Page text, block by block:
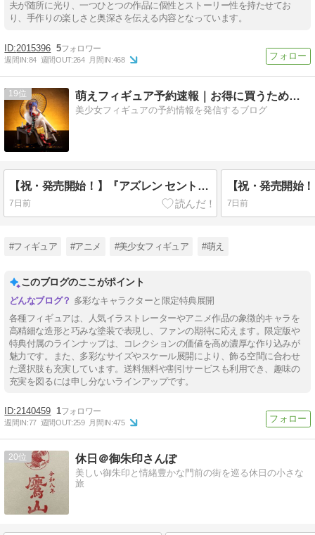
夫が随所に光り、一つひとつの作品に個性とストーリー性を持たせてお
り、手作りの楽しさと奥深さを伝える内容となっています。
2015396 5
週間IN:84 週間OUT:264 月間IN:468
19 萌えフィギュア予約速報｜お得に買うためのホビーブログ
美少女フィギュアの予約情報を発信するブログ
【祝・発売開始！】『アズレン セントルイス ティプシースノー Ver.』1/7フィギュアが本日発売！あみあみで送料無料＆即納スタート！
7日前 7日前
#フィギュア #アニメ #美少女フィギュア #萌え
このブログのここがポイント
多彩なキャラクターと限定特典展開
各種フィギュアは、人気イラストレーターやアニメ作品の象徴的キャラを
高精細な造形と巧みな塗装で表現し、ファンの期待に応えます。限定版や
特典付属のラインナップは、コレクションの価値を高め濃厚な作り込みが
魅力です。また、多彩なサイズやスケール展開により、飾る空間に合わせ
た選択肢も充実しています。送料無料や割引サービスも利用でき、趣味の
充実を図るには申し分ないラインアップです。
2140459 1
週間IN:77 週間OUT:259 月間IN:475
20 休日＠御朱印さんぽ
美しい御朱印と情緒豊かな門前の街を巡る休日の小さな
旅